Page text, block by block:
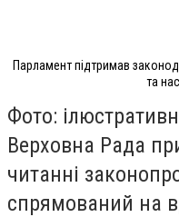
Парламент підтримав
та
Фото:
Верховна Рада
читанні
спрямований на